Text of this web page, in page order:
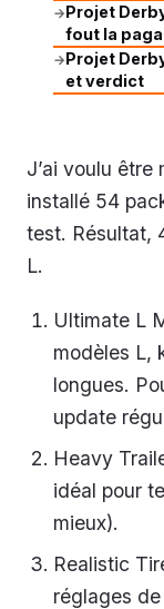
→Projet
fout la
→Projet
et verdict
J’ai voulu être
installé 54
test. Résultat,
L.
Ultimate L
modèles L,
longues.
update
Heavy
idéal pour
mieux).
Realistic
réglages